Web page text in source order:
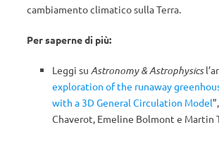
cambiamento climatico sulla Terra.
Per saperne di più:
Leggi su Astronomy & Astrophysics
exploration of the runaway
with a 3D General Circulation Model
Chaverot, Emeline Bolmont e Martin